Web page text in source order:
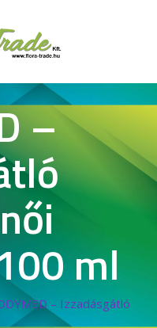
–
ml
– Izzadásgátló